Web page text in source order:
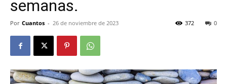
semanas.
Por Cuantos - 26 de noviembre de 2023 0
372